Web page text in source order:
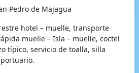
Pedro de Majagua
hotel – muelle, transporte
muelle – Isla – muelle, coctel
típico, servicio de toalla, silla